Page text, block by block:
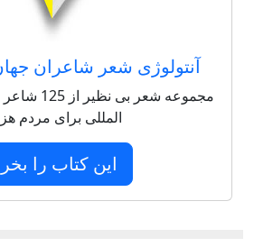
آنتولوژی شعر شاعران
مجموعه
المللی برای مردم
این کتاب را